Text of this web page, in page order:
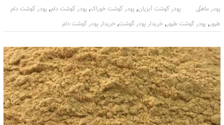
پودر ماهی پودر گوشت آبزیان, پودر گوشت خوراک, پودر گوشت دام, پودر گوشت دام
طیور, پودر گوشت طیور, خریدار پودر گوشت, خریدار پودر گوشت دام